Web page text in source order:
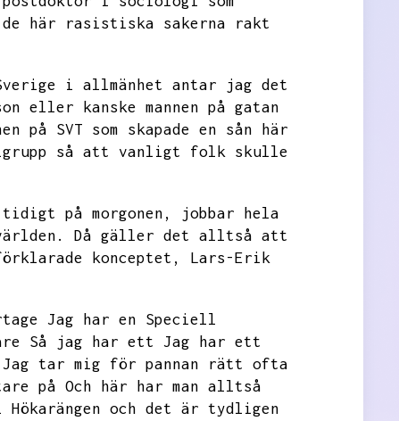
här rasistiska sakerna rakt
i allmänhet antar jag det
eller
kanske mannen på gatan
SVT som skapade en sån här
så att vanligt folk skulle
tidigt på morgonen,
jobbar hela
Då gäller det alltså att
konceptet,
Lars-Erik
Jag har en Speciell
Så jag har ett Jag har ett
Jag tar mig för pannan rätt ofta
på Och här har man alltså
och det är tydligen